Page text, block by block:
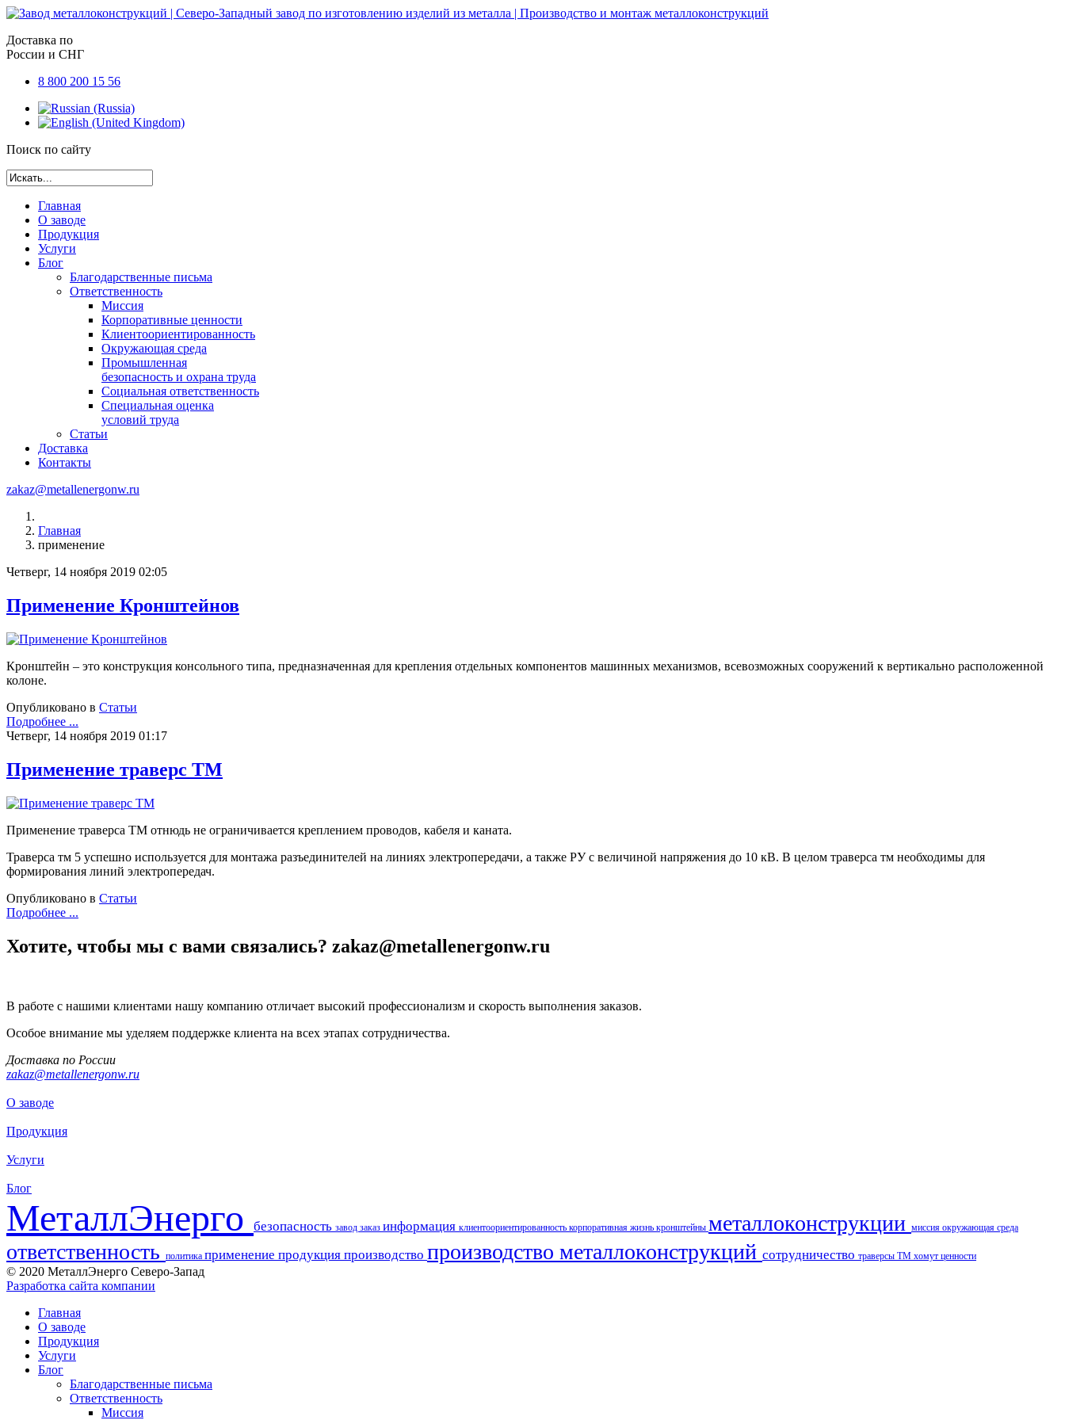
Доставка по
России и СНГ
8 800 200 15 56
Поиск по сайту
Главная
О заводе
Продукция
Услуги
Блог
Благодарственные письма
Ответственность
Миссия
Корпоративные ценности
Клиентоориентированность
Окружающая среда
Промышленная
безопасность и охрана труда
Социальная ответственность
Специальная оценка
условий труда
Статьи
Доставка
Контакты
zakaz@metallenergonw.ru
Главная
применение
Четверг, 14 ноября 2019 02:05
Применение Кронштейнов
Кронштейн – это конструкция консольного типа, предназначенная для крепления отдельных компонентов машинных механизмов, всевозможных сооружений к вертикально расположенной
колоне.
Опубликовано в Статьи
Подробнее ...
Четверг, 14 ноября 2019 01:17
Применение траверс ТМ
Применение траверса ТМ отнюдь не ограничивается креплением проводов, кабеля и каната.
Траверса тм 5 успешно используется для монтажа разъединителей на линиях электропередачи, а также РУ с величиной напряжения до 10 кВ. В целом траверса тм необходимы для
формирования линий электропередач.
Опубликовано в Статьи
Подробнее ...
Хотите, чтобы мы с вами связались? zakaz@metallenergonw.ru
В работе с нашими клиентами нашу компанию отличает высокий профессионализм и скорость выполнения заказов.
Особое внимание мы уделяем поддержке клиента на всех этапах сотрудничества.
Доставка по России
zakaz@metallenergonw.ru
О заводе
Продукция
Услуги
Блог
МеталлЭнерго безопасность завод заказ информация клиентоориентированность корпоративная жизнь кронштейны металлоконструкции миссия окружающая среда
ответственность политика применение продукция производство производство металлоконструкций сотрудничество траверсы ТМ хомут ценности
© 2020 МеталлЭнерго Северо-Запад
Разработка сайта компании
Главная
О заводе
Продукция
Услуги
Блог
Благодарственные письма
Ответственность
Миссия